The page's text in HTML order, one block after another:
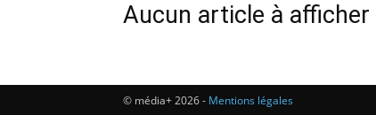
Aucun article à afficher
© média+ 2026 - Mentions légales